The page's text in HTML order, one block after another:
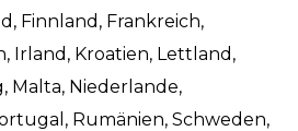
Finnland, Frankreich,
Irland, Kroatien, Lettland,
Malta, Niederlande,
Rumänien, Schweden,